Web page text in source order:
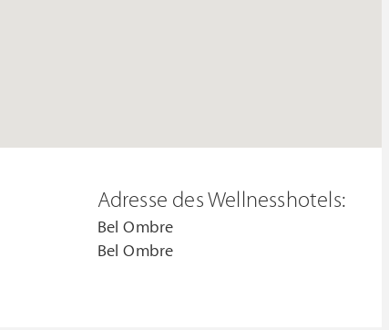
Adresse des Wellnesshotels:
Bel Ombre
Bel Ombre